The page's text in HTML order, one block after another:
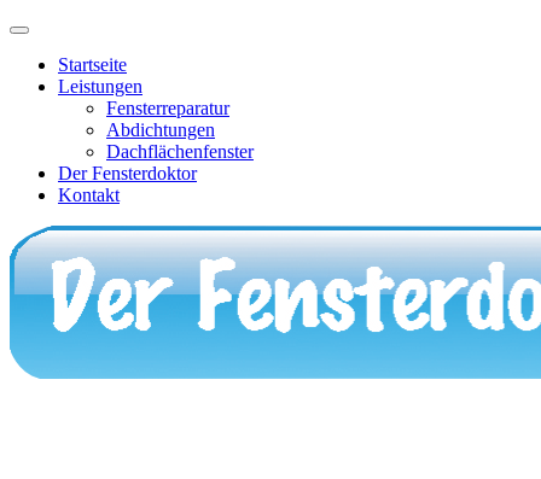
Startseite
Leistungen
Fensterreparatur
Abdichtungen
Dachflächenfenster
Der Fensterdoktor
Kontakt